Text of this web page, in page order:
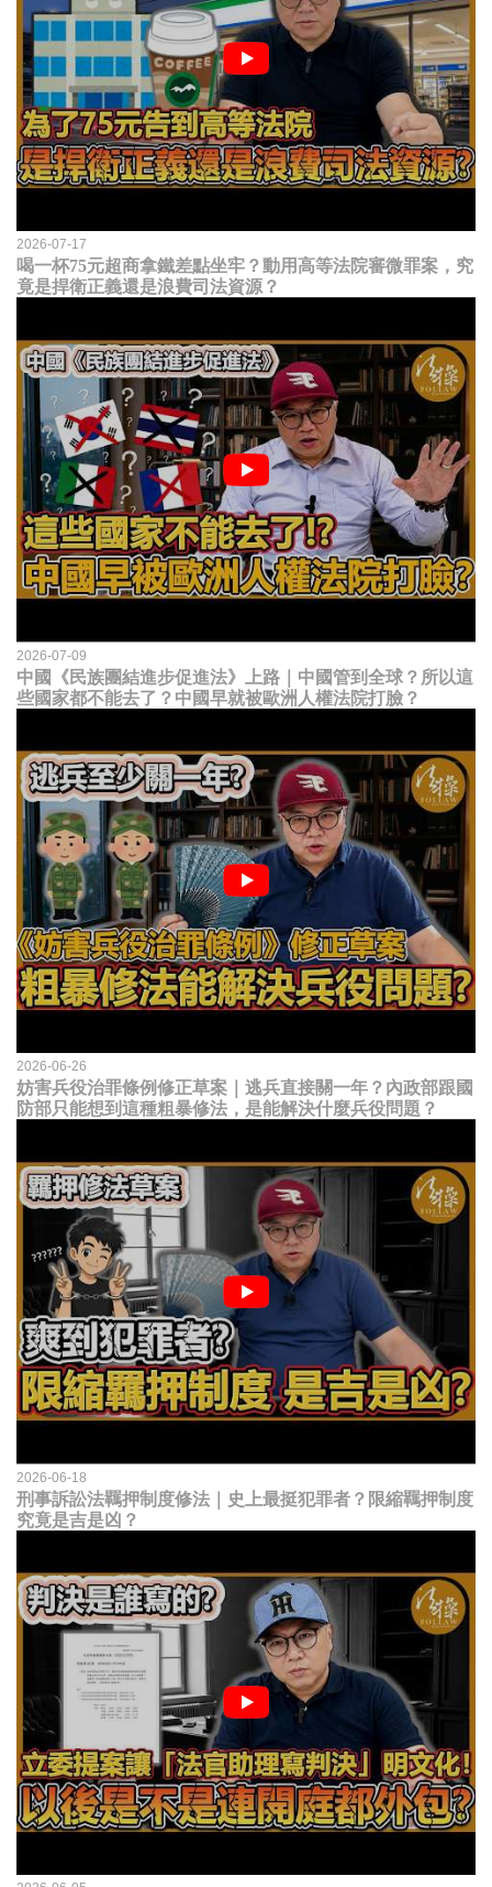
2026-07-17
喝一杯75元超商拿鐵差點坐牢？動用高等法院審微罪案，究
竟是捍衛正義還是浪費司法資源？
2026-07-09
中國《民族團結進步促進法》上路｜中國管到全球？所以這
些國家都不能去了？中國早就被歐洲人權法院打臉？
2026-06-26
妨害兵役治罪條例修正草案｜逃兵直接關一年？內政部跟國
防部只能想到這種粗暴修法，是能解決什麼兵役問題？
2026-06-18
刑事訴訟法羈押制度修法｜史上最挺犯罪者？限縮羈押制度
究竟是吉是凶？